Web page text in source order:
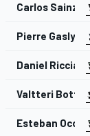
Carlos Sainz
Pierre Gasly
Daniel
Valtteri Bottas
Esteban Ocon